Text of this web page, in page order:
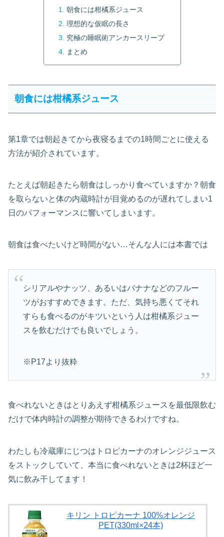
朝食には柑橘系ジュース
理想的な仮眠の長さ
究極の睡眠術アンカースリープ
まとめ
朝食には柑橘系ジュース
第1章では朝起きてから夜寝るまでの1時間ごとに使える
方法が紹介されています。
たとえば朝起きたら朝食はしっかり食べていますか？朝食
を取らないと体の内蔵時計が目覚めるのが遅れてしまい1
日のパフォーマンスに響いてしまいます。
朝食は食べたいけど時間がない…そんな人には本書では
シリアルやナッツ、あるいはバナナなどのフルー
ツがおすすめできます。ただ、気持ち悪くてそれ
すらも食べるのがキツいという人は柑橘系ジュー
スを飲むだけでも良いでしょう。
※P17より抜粋
食べれないときはとりあえず柑橘系ジュースを最低限飲む
だけで体内時計の調整が期待できるわけですね。
わたしも冷蔵庫にじつはトロピカーナのオレンジジュース
をストックしていて、本当に食べれないときは2杯ほど一
気に飲み干してます！
キリン トロピカーナ 100%オレンジ
PET(330ml×24本)